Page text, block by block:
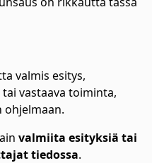
valmis esitys,
vastaava toiminta,
ohjelmaan.
valmiita esityksiä tai
tiedossa.